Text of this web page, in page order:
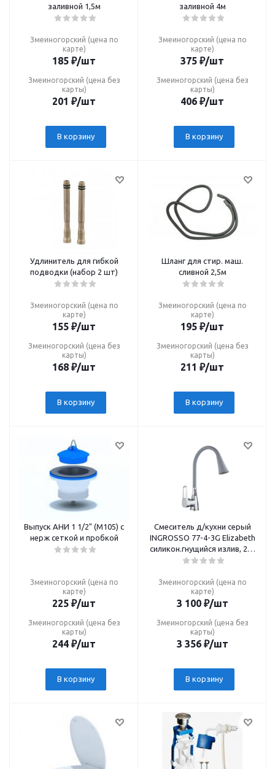
заливной 1,5м
Змеиногорский (цена по
карте)
185 ₽/шт
Змеиногорский (цена без
карты)
201 ₽/шт
В корзину
заливной 4м
Змеиногорский (цена по
карте)
375 ₽/шт
Змеиногорский (цена без
карты)
406 ₽/шт
В корзину
Удлинитель для гибкой
подводки (набор 2 шт)
Змеиногорский (цена по
карте)
155 ₽/шт
Змеиногорский (цена без
карты)
168 ₽/шт
В корзину
Шланг для стир. маш.
сливной 2,5м
Змеиногорский (цена по
карте)
195 ₽/шт
Змеиногорский (цена без
карты)
211 ₽/шт
В корзину
Выпуск АНИ 1 1/2" (М105) с
нерж сеткой и пробкой
Змеиногорский (цена по
карте)
225 ₽/шт
Змеиногорский (цена без
карты)
244 ₽/шт
В корзину
Смеситель д/кухни серый
INGROSSO 77-4-3G Elizabeth
силикон.гнущийся излив, 2-х
реж.аэратор, 35мм
Змеиногорский (цена по
карте)
3 100₽/шт
Змеиногорский (цена без
карты)
3 356₽/шт
В корзину